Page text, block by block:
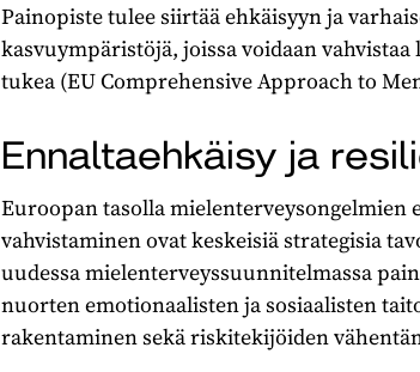
Painopiste tulee siirtää ehkäisyyn ja
kasvuympäristöjä, joissa voidaan
tukea (EU Comprehensive Approach to
Ennaltaehkäisy ja
Euroopan tasolla mielenterveysongelmien
vahvistaminen ovat keskeisiä strategisia
uudessa mielenterveyssuunnitelmassa
nuorten emotionaalisten ja sosiaalisten
rakentaminen sekä riskitekijöiden